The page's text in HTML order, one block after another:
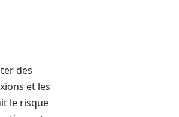
des
et les
le risque